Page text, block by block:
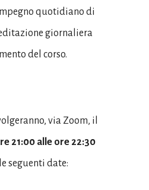
quotidiano di
giornaliera
del corso.
via Zoom, il
21:00 alle ore 22:30
seguenti date: